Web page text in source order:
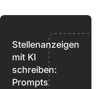
Stellenanzeigen
mit KI
schreiben:
Prompts